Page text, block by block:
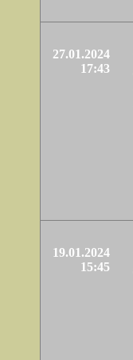
27.01.2024
17:43
19.01.2024
15:45